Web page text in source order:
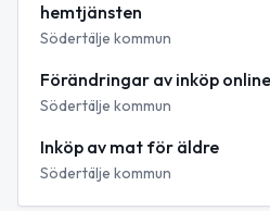
hemtjänsten
Södertälje kommun
Förändringar av inköp online
Södertälje kommun
Inköp av mat för äldre
Södertälje kommun